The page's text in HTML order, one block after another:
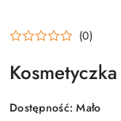
(0)
Dostępność:Mało